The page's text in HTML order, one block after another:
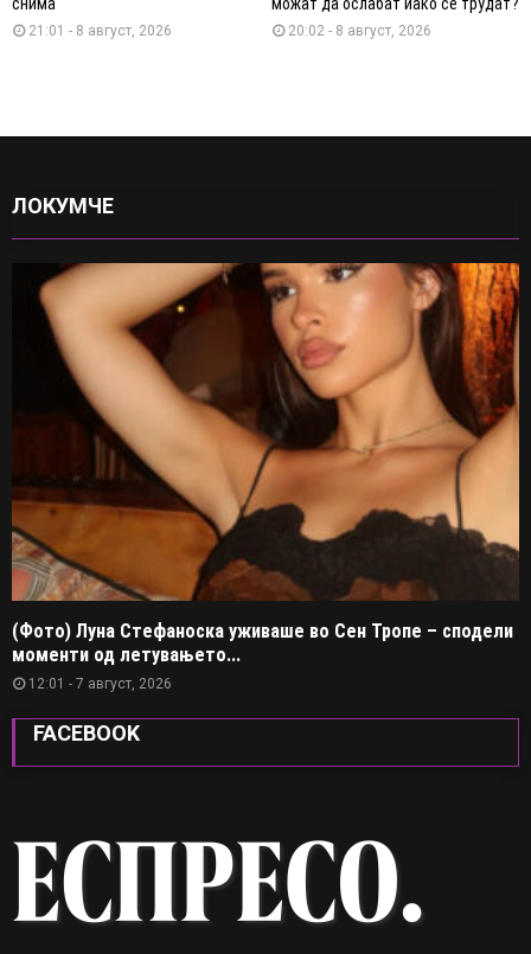
21:01 - 8 август, 2026 20:02 - 8 август, 2026
ЛОКУМЧЕ
(Фото) Луна Стефаноска уживаше во Сен Тропе – сподели
моменти од летувањето...
12:01 - 7 август, 2026
FACEBOOK